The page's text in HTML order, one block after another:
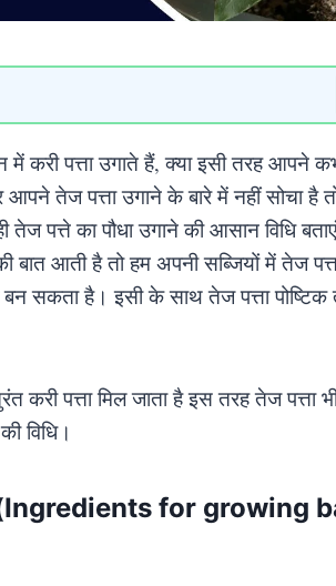
करी पत्ता उगाते हैं, क्या इसी तरह आपने
तेज पत्ता उगाने के बारे में नहीं सोचा है
पत्ते का पौधा उगाने की आसान विधि
बात आती है तो हम अपनी सब्जियों में तेज
बन सकता है। इसी के साथ तेज पत्ता
पत्ता मिल जाता है इस तरह तेज पत्ता
विधि।
(Ingredients for growing